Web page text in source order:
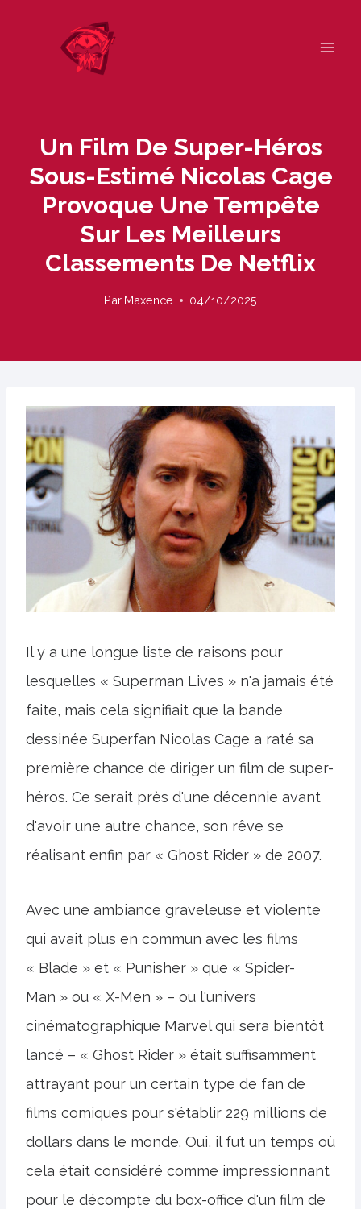
Un Film De Super-Héros
Sous-Estimé Nicolas Cage
Provoque Une Tempête
Sur Les Meilleurs
Classements De Netflix
Par Maxence 04/10/2025
Il y a une longue liste de raisons pour
lesquelles « Superman Lives » n'a jamais été
faite, mais cela signifiait que la bande
dessinée Superfan Nicolas Cage a raté sa
première chance de diriger un film de super-
héros. Ce serait près d'une décennie avant
d'avoir une autre chance, son rêve se
réalisant enfin par « Ghost Rider » de 2007.
Avec une ambiance graveleuse et violente
qui avait plus en commun avec les films
« Blade » et « Punisher » que « Spider-
Man » ou « X-Men » – ou l'univers
cinématographique Marvel qui sera bientôt
lancé – « Ghost Rider » était suffisamment
attrayant pour un certain type de fan de
films comiques pour s'établir 229 millions de
dollars dans le monde. Oui, il fut un temps où
cela était considéré comme impressionnant
pour le décompte du box-office d'un film de